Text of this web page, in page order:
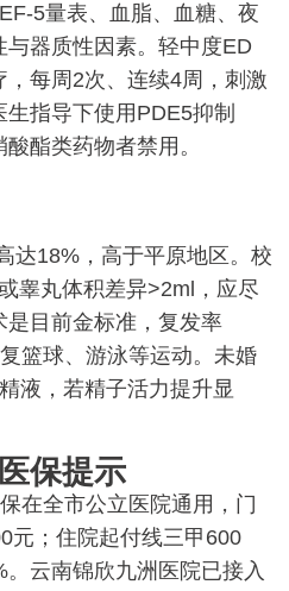
5量表、血脂、血糖、夜
器质性因素。轻中度ED
每周2次、连续4周，刺激
指导下使用PDE5抑制
酯类药物者禁用。
达18%，高于平原地区。校
睾丸体积差异>2ml，应尽
目前金标准，复发率
篮球、游泳等运动。未婚
液，若精子活力提升显
保提示
在全市公立医院通用，门
元；住院起付线三甲600
云南锦欣九洲医院已接入